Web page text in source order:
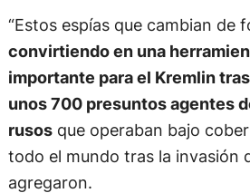
“Estos espías que cambian de
convirtiendo en una
importante para el Kremlin
unos 700 presuntos agentes
rusosque operaban bajo
todo el mundo tras la invasión
agregaron.